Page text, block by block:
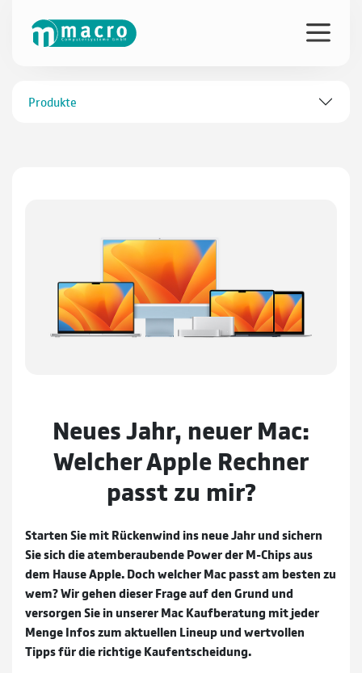
Produkte
Neues Jahr, neuer Mac:
Welcher Apple Rechner
passt zu mir?
Starten Sie mit Rückenwind ins neue Jahr und sichern
Sie sich die atemberaubende Power der M-Chips aus
dem Hause Apple. Doch welcher Mac passt am besten zu
wem? Wir gehen dieser Frage auf den Grund und
versorgen Sie in unserer Mac Kaufberatung mit jeder
Menge Infos zum aktuellen Lineup und wertvollen
Tipps für die richtige Kaufentscheidung.